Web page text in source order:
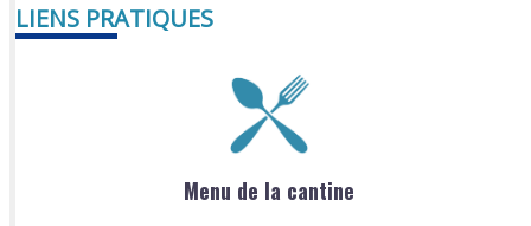
LIENS PRATIQUES
Menu de la cantine